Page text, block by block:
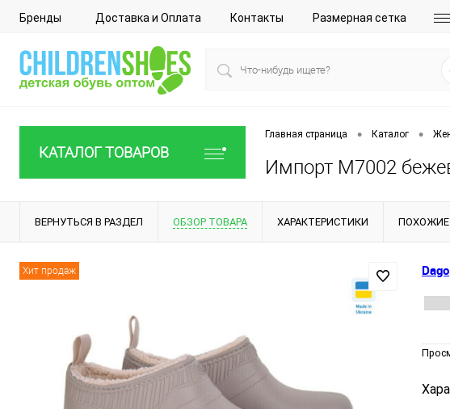
Бренды Доставка и Оплата Контакты Размерная сетка
КАТАЛОГ ТОВАРОВ
Главная страница • Каталог •
Импорт M7002
ВЕРНУТЬСЯ В РАЗДЕЛ ОБЗОР ТОВАРА ХАРАКТЕРИСТИКИ
Хит продаж Dago